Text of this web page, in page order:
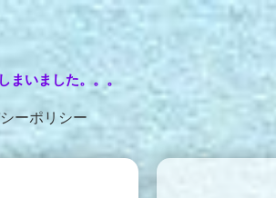
いました。。。
ーポリシー